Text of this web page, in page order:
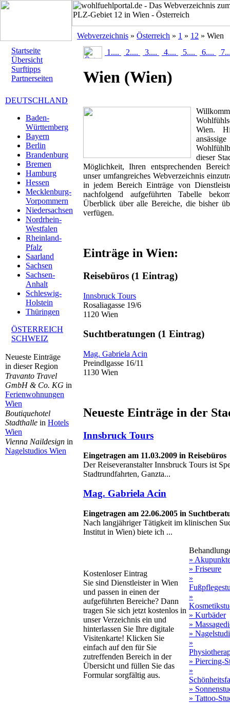
Webverzeichnis » Österreich » 1 » 12 » Wien
Startseite
Übersicht
Surftipps
Partnerseiten
DEUTSCHLAND
Baden-
Württemberg
Bayern
Berlin
Brandenburg
Bremen
Hamburg
Hessen
Mecklenburg-
Vorpommern
Niedersachsen
Nordrhein-
Westfalen
Rheinland-
Pfalz
Saarland
Sachsen
Sachsen-
Anhalt
Schleswig-
Holstein
Thüringen
ÖSTERREICH
SCHWEIZ
Neueste Einträge
in dieser Region
Travanto Travel
GmbH & Co. KG in
Ferienwohnungen
Wien
Boutiquehotel
Stadthalle in Hotels
Wien
Vienna Naildesign in
Nagelstudios Wien
1.... 2.... 3.... 4.... 5.... 6....
Wien (Wien)
Wien.
dieser
Möglichkeit, Ihren entsprechenden
unser umfangreiches Webverzeichnis
in jedem Bereich Einträge von
nachfolgend aufgeführten Tabelle
Überblick über alle Bereiche, die bisher
verfügen.
Einträge in Wien:
Reisebüros (1 Eintrag)
Innsbruck Tours
Rosaliagasse 19/6
1120 Wien
Suchtberatungen (1 Eintrag)
Mag. Gabriela Acin
Preindlgasse 16/11
1130 Wien
Neueste Einträge in der
Innsbruck Tours
Eingetragen am 11.03.2009 in Reisebüros
Der Reiseveranstalter Innsbruck Tours ist
Stadtrundfahrten, Ganzta...
Mag. Gabriela Acin
Eingetragen am 22.06.2005 in
Nach langjähriger Tätigkeit im klinischen
Institut in Wien) biete ich ...
Kostenloser Eintrag
Sie sind Dienstleister in Wien
und passen in einen der
aufgeführten Bereiche? Dann
tragen Sie sich jetzt kostenlos in
unser Verzeichnis ein und
hinterlassen Sie Ihre digitale
Visitenkarte! Klicken Sie
einfach auf den für Sie
zutreffenden Bereich in der
Übersicht und füllen Sie das
Formular sorgfältig aus.
»
» Friseure
»
»
» Kurbäder
»
»
»
» Piercing-
»
»
» Tattoo-